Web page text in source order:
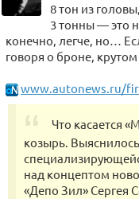
8 тон из
3 тонны — это
конечно, легче, но…
говоря о броне,
www.autonews.ru/
Что касается
козырь.
над концептом
«Депо Зил» Сергея